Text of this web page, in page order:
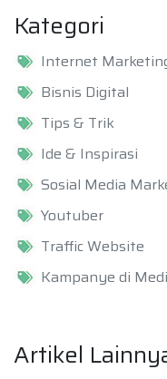
Kategori
Internet
Bisnis Digital
Tips & Trik
Ide & Inspirasi
Sosial Media
Youtuber
Traffic Website
Kampanye di
Artikel